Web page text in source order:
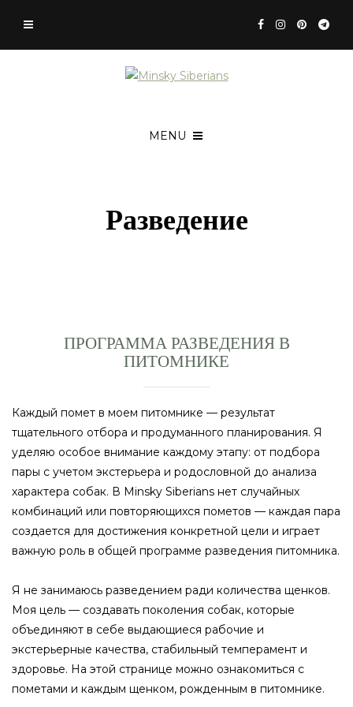
MENU
Разведение
ПРОГРАММА РАЗВЕДЕНИЯ В
ПИТОМНИКЕ
Каждый помет в моем питомнике — результат
тщательного отбора и продуманного планирования. Я
уделяю особое внимание каждому этапу: от подбора
пары с учетом экстерьера и родословной до анализа
характера собак. В Minsky Siberians нет случайных
комбинаций или повторяющихся пометов — каждая пара
создается для достижения конкретной цели и играет
важную роль в общей программе разведения питомника.
Я не занимаюсь разведением ради количества щенков.
Моя цель — создавать поколения собак, которые
объединяют в себе выдающиеся рабочие и
экстерьерные качества, стабильный темперамент и
здоровье. На этой странице можно ознакомиться с
пометами и каждым щенком, рожденным в питомнике.